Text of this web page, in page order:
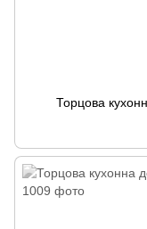
Торцова